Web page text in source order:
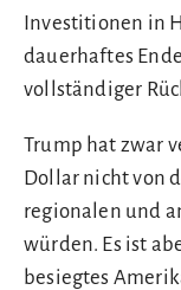
Investitionen in
dauerhaftes
vollständiger
Trump hat zwar
Dollar nicht von
regionalen und
würden. Es ist
besiegtes